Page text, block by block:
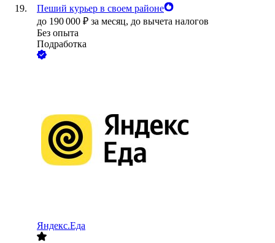
Пеший курьер в своем районе
до 190 000 ₽ за месяц, до вычета налогов
Без опыта
Подработка
Яндекс.Еда